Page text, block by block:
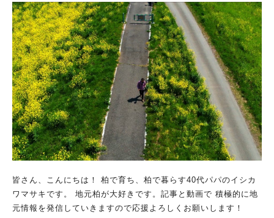
皆さん、こんにちは！ 柏で育ち、柏で暮らす40代パパのイシカ
ワマサキです。 地元柏が大好きです。記事と動画で 積極的に地
元情報を発信していきますので応援よろしくお願いします！